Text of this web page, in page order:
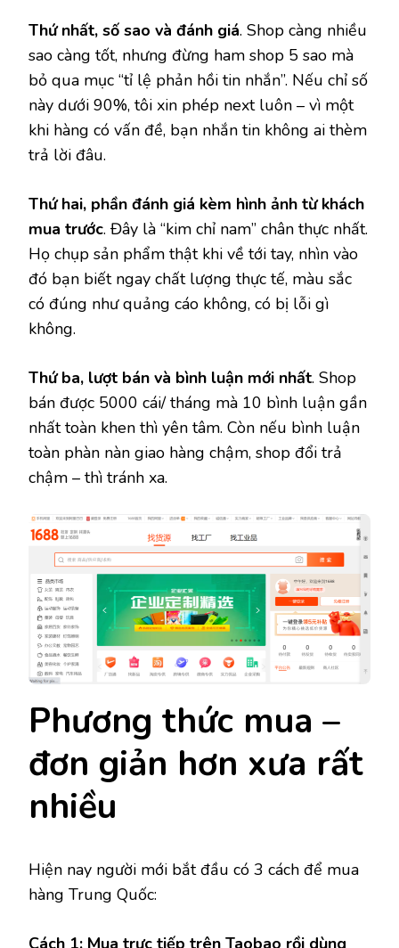
Thứ nhất, số sao và đánh giá. Shop càng nhiều
sao càng tốt, nhưng đừng ham shop 5 sao mà
bỏ qua mục “tỉ lệ phản hồi tin nhắn”. Nếu chỉ số
này dưới 90%, tôi xin phép next luôn – vì một
khi hàng có vấn đề, bạn nhắn tin không ai thèm
trả lời đâu.
Thứ hai, phần đánh giá kèm hình ảnh từ khách
mua trước. Đây là “kim chỉ nam” chân thực nhất.
Họ chụp sản phẩm thật khi về tới tay, nhìn vào
đó bạn biết ngay chất lượng thực tế, màu sắc
có đúng như quảng cáo không, có bị lỗi gì
không.
Thứ ba, lượt bán và bình luận mới nhất. Shop
bán được 5000 cái/ tháng mà 10 bình luận gần
nhất toàn khen thì yên tâm. Còn nếu bình luận
toàn phàn nàn giao hàng chậm, shop đổi trả
chậm – thì tránh xa.
Phương thức mua –
đơn giản hơn xưa rất
nhiều
Hiện nay người mới bắt đầu có 3 cách để mua
hàng Trung Quốc:
Cách 1: Mua trực tiếp trên Taobao rồi dùng